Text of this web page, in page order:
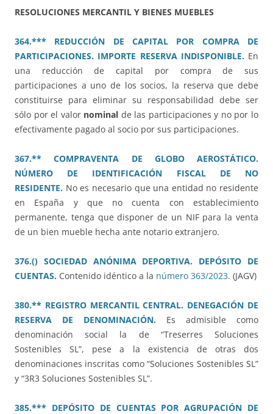
RESOLUCIONES MERCANTIL Y BIENES MUEBLES
364.*** REDUCCIÓN DE CAPITAL POR COMPRA DE
PARTICIPACIONES. IMPORTE RESERVA INDISPONIBLE.En
una reducción de capital por compra de sus
participaciones a uno de los socios, la reserva que debe
constituirse para eliminar su responsabilidad debe ser
sólo por el valor nominal de las participaciones y no por lo
efectivamente pagado al socio por sus participaciones.
367.** COMPRAVENTA DE GLOBO AEROSTÁTICO.
NÚMERO DE IDENTIFICACIÓN FISCAL DE NO
RESIDENTE. No es necesario que una entidad no residente
en España y que no cuenta con establecimiento
permanente, tenga que disponer de un NIF para la venta
de un bien mueble hecha ante notario extranjero.
376.() SOCIEDAD ANÓNIMA DEPORTIVA. DEPÓSITO DE
CUENTAS. Contenido idéntico a la número 363/2023. (JAGV)
380.** REGISTRO MERCANTIL CENTRAL. DENEGACIÓN DE
RESERVA DE DENOMINACIÓN.
Es admisible como
denominación social la de “Treserres Soluciones
Sostenibles SL”, pese a la existencia de otras dos
denominaciones inscritas como “Soluciones Sostenibles SL”
y “3R3 Soluciones Sostenibles SL”.
385.*** DEPÓSITO DE CUENTAS POR AGRUPACIÓN DE